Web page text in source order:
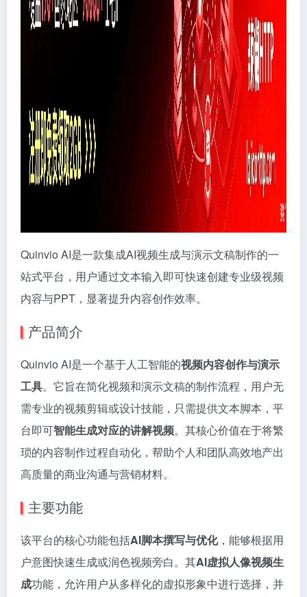
Quinvio AI是一款集成AI视频生成与演示文稿制作的一
站式平台，用户通过文本输入即可快速创建专业级视频
内容与PPT，显著提升内容创作效率。
产品简介
Quinvio AI是一个基于人工智能的视频内容创作与演示
工具。它旨在简化视频和演示文稿的制作流程，用户无
需专业的视频剪辑或设计技能，只需提供文本脚本，平
台即可智能生成对应的讲解视频。其核心价值在于将繁
琐的内容制作过程自动化，帮助个人和团队高效地产出
高质量的商业沟通与营销材料。
主要功能
该平台的核心功能包括AI脚本撰写与优化，能够根据用
户意图快速生成或润色视频旁白。其AI虚拟人像视频生
成功能，允许用户从多样化的虚拟形象中进行选择，并